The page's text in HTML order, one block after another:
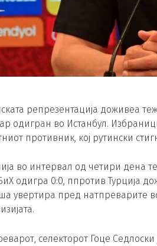
репрезентација доживеа
одигран во Истанбул.
противник, кој рутински
во интервал од четири дена
одигра 0:0, ппротив Турција
увертира пред натпреварите
селекторот Гоце